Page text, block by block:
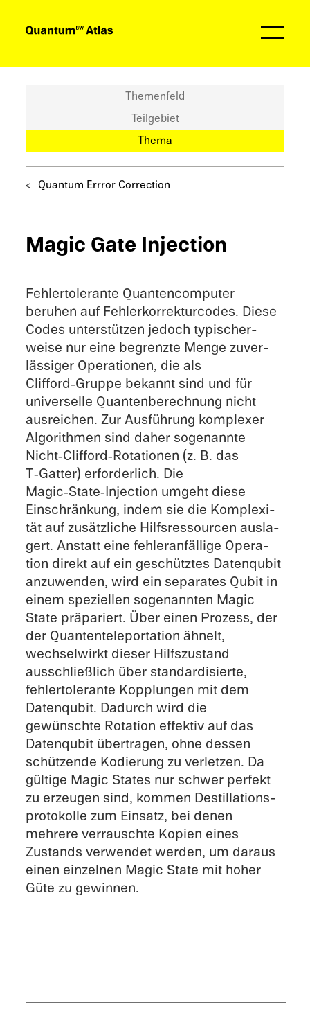
Themenfeld
Teilgebiet
Thema
Quantum Errror Correction
Magic Gate Injection
Fehler­to­le­rante Quanten­com­pu­ter
beruhen auf Fehler­kor­rek­tur­codes. Diese
Codes unter­stüt­zen jedoch typischer­
weise nur eine begrenzte Menge zuver­
läs­si­ger Opera­tio­nen, die als
Clifford‑Gruppe bekannt sind und für
univer­selle Quanten­be­rech­nung nicht
ausrei­chen. Zur Ausfüh­rung komple­xer
Algorith­men sind daher sogenannte
Nicht‑Clifford‑Rotationen (z. B. das
T‑Gatter) erfor­der­lich. Die
Magic‑State‑Injection umgeht diese
Einschrän­kung, indem sie die Komple­xi­
tät auf zusätz­li­che Hilfs­res­sour­cen ausla­
gert. Anstatt eine fehler­an­fäl­lige Opera­
tion direkt auf ein geschütz­tes Daten­qu­bit
anzuwen­den, wird ein separa­tes Qubit in
einem spezi­el­len sogenann­ten Magic
State präpa­riert. Über einen Prozess, der
der Quanten­te­le­por­ta­tion ähnelt,
wechsel­wirkt dieser Hilfs­zu­stand
ausschließ­lich über standar­di­sierte,
fehler­to­le­rante Kopplun­gen mit dem
Daten­qu­bit. Dadurch wird die
gewünschte Rotation effek­tiv auf das
Daten­qu­bit übertra­gen, ohne dessen
schüt­zende Kodie­rung zu verlet­zen. Da
gültige Magic States nur schwer perfekt
zu erzeu­gen sind, kommen Destil­la­ti­ons­
pro­to­kolle zum Einsatz, bei denen
mehrere verrauschte Kopien eines
Zustands verwen­det werden, um daraus
einen einzel­nen Magic State mit hoher
Güte zu gewinnen.